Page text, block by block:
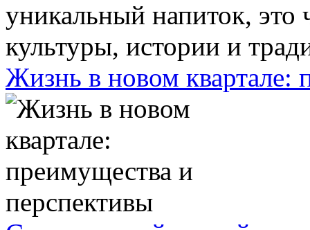
Жизнь в новом квартале: